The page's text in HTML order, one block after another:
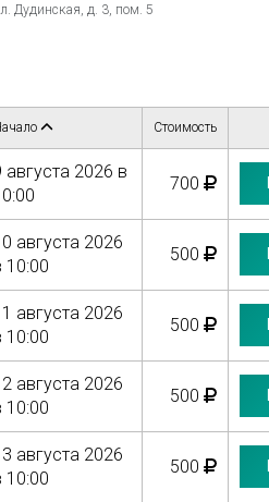
Дудинская, д. 3, пом. 5
Стоимость
августа 2026 в
700
августа 2026
10:00
500
августа 2026
10:00
500
августа 2026
10:00
500
августа 2026
10:00
500